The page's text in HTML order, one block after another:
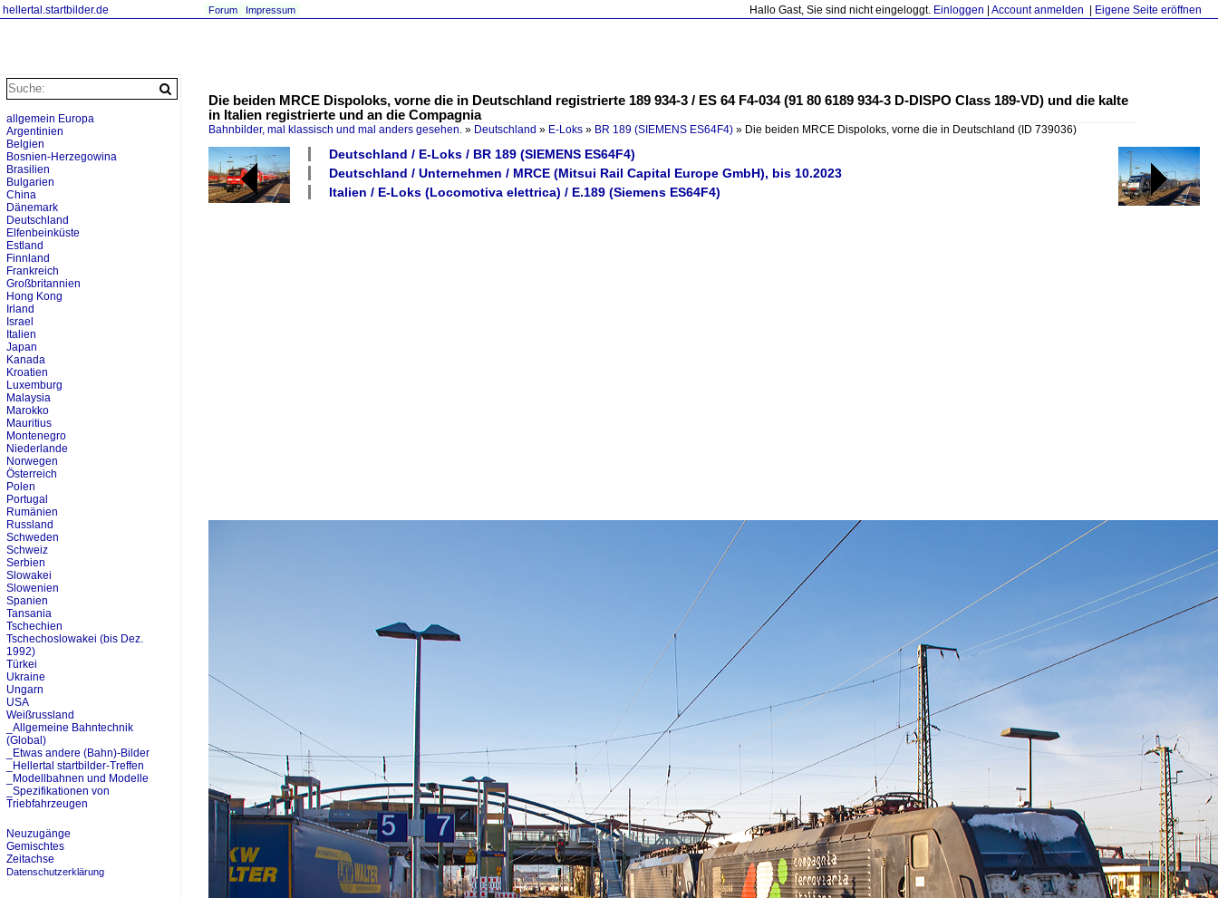
hellertal.startbilder.de Hallo Gast, Sie sind nicht eingeloggt. Einloggen Account anmelden Eigene Seite eröffnen
Forum Impressum
Die beiden MRCE Dispoloks, vorne die in Deutschland registrierte 189 934-3 / ES 64 F4-034 (91 80 6189 934-3 D-DISPO Class 189-VD) und die kalte
in Italien registrierte und an die Compagnia
Bahnbilder, mal klassisch und mal anders gesehen. » Deutschland » E-Loks » BR 189 (SIEMENS ES64F4) » Die beiden MRCE Dispoloks, vorne die in Deutschland (ID 739036)
Deutschland / E-Loks / BR 189 (SIEMENS ES64F4)
Deutschland / Unternehmen / MRCE (Mitsui Rail Capital Europe GmbH), bis 10.2023
Italien / E-Loks (Locomotiva elettrica) / E.189 (Siemens ES64F4)
allgemein Europa
Argentinien
Belgien
Bosnien-Herzegowina
Brasilien
Bulgarien
China
Dänemark
Deutschland
Elfenbeinküste
Estland
Finnland
Frankreich
Großbritannien
Hong Kong
Irland
Israel
Italien
Japan
Kanada
Kroatien
Luxemburg
Malaysia
Marokko
Mauritius
Montenegro
Niederlande
Norwegen
Österreich
Polen
Portugal
Rumänien
Russland
Schweden
Schweiz
Serbien
Slowakei
Slowenien
Spanien
Tansania
Tschechien
Tschechoslowakei (bis Dez.
1992)
Türkei
Ukraine
Ungarn
USA
Weißrussland
_Allgemeine Bahntechnik
(Global)
_Etwas andere (Bahn)-Bilder
_Hellertal startbilder-Treffen
_Modellbahnen und Modelle
_Spezifikationen von
Triebfahrzeugen
Neuzugänge
Gemischtes
Zeitachse
Datenschutzerklärung